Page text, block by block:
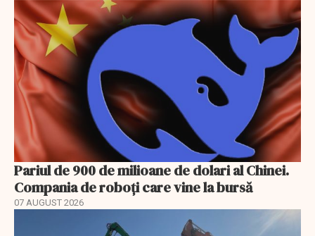
Pariul de 900 de milioane de dolari al Chinei.
Compania de roboți care vine la bursă
07 AUGUST 2026